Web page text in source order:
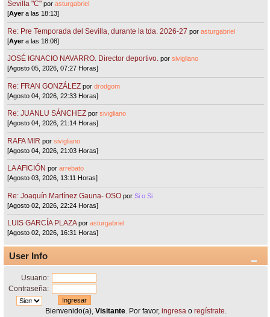
Sevilla "C"porasturgabriel
[Ayera las 18:13]
Re: Pre Temporada del Sevilla, durante la tda. 2026-27 porasturgabriel
[Ayera las 18:08]
JOSÉ IGNACIO NAVARRO. Director deportivo. porsivigliano
[Agosto 05, 2026, 07:27 Horas]
Re: FRAN GONZÁLEZ pordrodgom
[Agosto 04, 2026, 22:33 Horas]
Re: JUANLU SÁNCHEZ porsivigliano
[Agosto 04, 2026, 21:14 Horas]
RAFA MIR porsivigliano
[Agosto 04, 2026, 21:03 Horas]
LA AFICIÓN porarrebato
[Agosto 03, 2026, 13:11 Horas]
Re: Joaquín Martínez Gauna- OSO porSi o Si
[Agosto 02, 2026, 22:24 Horas]
LUIS GARCÍA PLAZA porasturgabriel
[Agosto 02, 2026, 16:31 Horas]
User Info
Usuario:
Contraseña:
Bienvenido(a), Visitante. Por favor, ingresao regístrate.